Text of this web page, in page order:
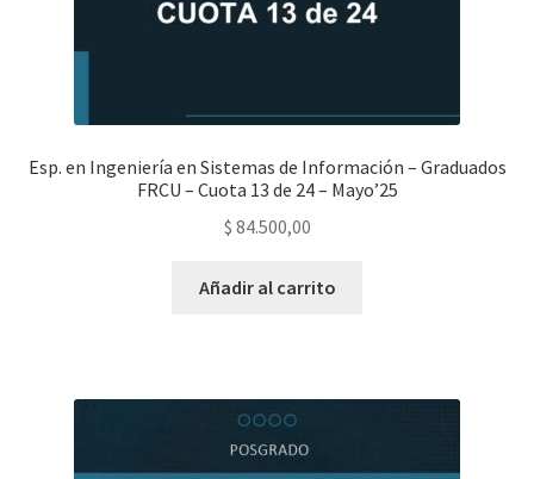
Esp. en Ingeniería en Sistemas de Información – Graduados
FRCU – Cuota 13 de 24 – Mayo’25
$ 84.500,00
Añadir al carrito